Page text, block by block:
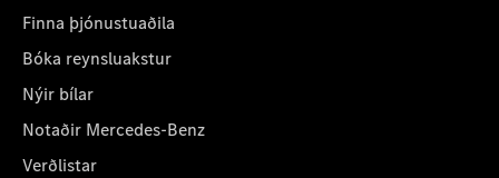
Finna þjónustuaðila
Bóka reynsluakstur
Nýir bílar
Notaðir Mercedes-Benz
Verðlistar